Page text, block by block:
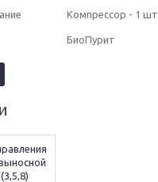
Компрессор - 1 шт.
БиоПурит